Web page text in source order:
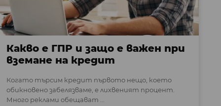
Какво е ГПР и защо е важен при
вземане на кредит
Когато търсим кредит първото нещо, което
обикновено забелязваме, е лихвеният процент.
Много реклами обещават ...